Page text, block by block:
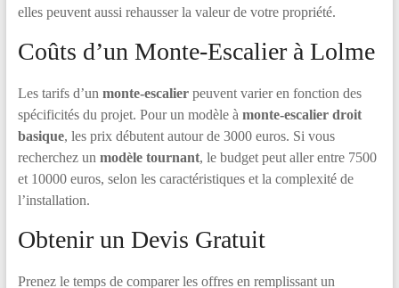
elles peuvent aussi rehausser la valeur de votre propriété.
Coûts d’un Monte-Escalier à Lolme
Les tarifs d’un monte-escalierpeuvent varier en fonction des
spécificités du projet. Pour un modèle à monte-escalier droit
basique, les prix débutent autour de 3000 euros. Si vous
recherchez un modèle tournant, le budget peut aller entre 7500
et 10000 euros, selon les caractéristiques et la complexité de
l’installation.
Obtenir un Devis Gratuit
Prenez le temps de comparer les offres en remplissant un